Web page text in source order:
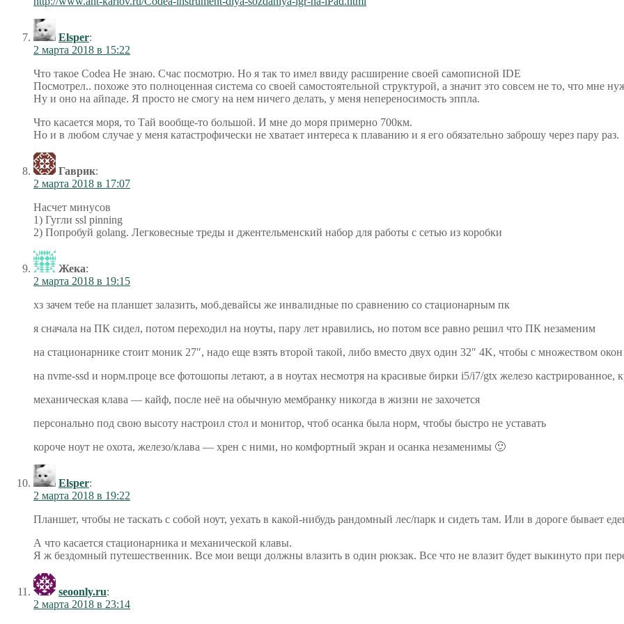
Elsper:
2 марта 2018 в 15:22
Что такое Codea Не знаю. Счас посмотрю. Но я так то имел ввиду расширение своей самописной IDE
Посмотрел.. похоже это полноценная система со своей самостоятельной структурой, а значит это совсем не то, что мне
Ну и оно на айпаде. Я просто не смогу на нем ничего делать, у меня непереносимость эппла.
Что касается моря, то Тай вообще-то большой. И мне до моря примерно 700км.
Но и в любом случае у меня катастрофически не хватает интереса к плаванию и я его обязательно заброшу через пару раз.
Гаврик:
2 марта 2018 в 17:07
Насчет минусов
1) Гугли ssl pinning
2) Попробуй golang. Легковесные треды и джентельменский набор для работы с сетью из коробки
Жека:
2 марта 2018 в 19:15
хз зачем тебе на планшет залазить, моб.девайсы же инвалидные по сравнению со стационарным пк
я сначала на ПК сидел, потом переходил на ноуты, пару лет нравились, но потом все равно решил что ПК незаменим
на стационарнике стоит моник 27″, надо еще взять второй такой, либо вместо двух один 32″ 4K, чтобы с множеством
на nvme-ssd и норм.проце все фотошопы летают, а в ноутах несмотря на красивые бирки i5/i7/gtx железо кастрированное,
механическая клава — кайф, после неё на обычную мембранку никогда в жизни не захочется
персонально под свою высоту настроил стол и монитор, чтоб осанка была норм, чтобы быстро не уставать
короче ноут не охота, железо/клава — хрен с ними, но комфортный экран и осанка незаменимы 🙂
Elsper:
2 марта 2018 в 19:22
Планшет, чтобы не таскать с собой ноут, уехать в какой-нибудь рандомный лес/парк и сидеть там. Или в дороге бывает
А что касается стационарника и механической клавы.
Я ж бездомный путешественник. Все мои вещи должны влазить в один рюкзак. Все что не влазит будет выкинуто при
seoonly.ru:
2 марта 2018 в 23:14